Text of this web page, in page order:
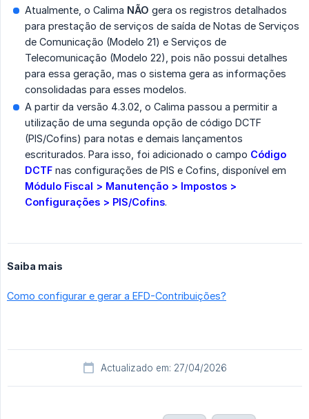
Atualmente, o Calima NÃO gera os registros detalhados
para prestação de serviços de saída de Notas de Serviços
de Comunicação (Modelo 21) e Serviços de
Telecomunicação (Modelo 22), pois não possui detalhes
para essa geração, mas o sistema gera as informações
consolidadas para esses modelos.
A partir da versão 4.3.02, o Calima passou a permitir a
utilização de uma segunda opção de código DCTF
(PIS/Cofins) para notas e demais lançamentos
escriturados. Para isso, foi adicionado o campo Código
DCTF nas configurações de PIS e Cofins, disponível em
Módulo Fiscal > Manutenção > Impostos >
Configurações > PIS/Cofins.
Saiba mais
Como configurar e gerar a EFD-Contribuições?
Actualizado em: 27/04/2026